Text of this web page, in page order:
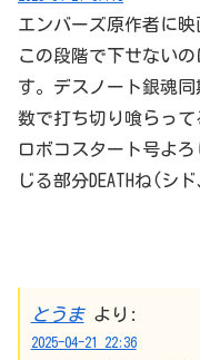
エンバーズ原作者に
この段階で下せない
す。デスノート銀魂
数で打ち切り喰らっ
ロボコスタート号よ
じる部分DEATHね(シ
とうま より:
2025-04-21 22:36